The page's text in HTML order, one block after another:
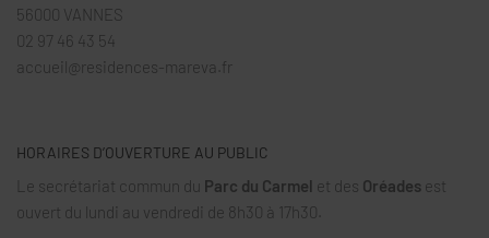
56000 VANNES
02 97 46 43 54
accueil@residences-mareva.fr
HORAIRES D’OUVERTURE AU PUBLIC
Le secrétariat commun du Parc du Carmel et des Oréades est
ouvert du lundi au vendredi de 8h30 à 17h30.